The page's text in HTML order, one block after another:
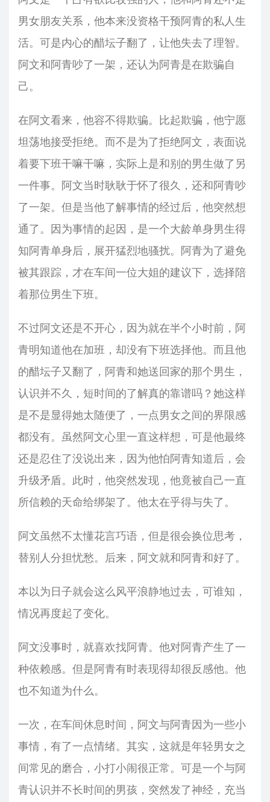
男女朋友关系，他本来没资格干预阿青的私人生
活。可是内心的醋坛子翻了，让他失去了理智。
阿文和阿青吵了一架，还认为阿青是在欺骗自
己。
在阿文看来，他容不得欺骗。比起欺骗，他宁愿
坦荡地接受拒绝。而不是为了拒绝阿文，表面说
着要下班干嘛干嘛，实际上是和别的男生做了另
一件事。阿文当时耿耿于怀了很久，还和阿青吵
了一架。但是当他了解事情的经过后，他突然想
通了。因为事情的起因，是一个大龄单身男生得
知阿青单身后，展开猛烈地骚扰。阿青为了避免
被其跟踪，才在车间一位大姐的建议下，选择陪
着那位男生下班。
不过阿文还是不开心，因为就在半个小时前，阿
青明知道他在加班，却没有下班选择他。而且他
的醋坛子又翻了，阿青和她送回家的那个男生，
认识并不久，短时间的了解真的靠谱吗？她这样
是不是显得她太随便了，一点男女之间的界限感
都没有。虽然阿文心里一直这样想，可是他最终
还是忍住了没说出来，因为他怕阿青知道后，会
升级矛盾。此时，他突然发现，他竟被自己一直
所信赖的天命给绑架了。他太在乎得与失了。
阿文虽然不太懂花言巧语，但是很会换位思考，
替别人分担忧愁。后来，阿文就和阿青和好了。
本以为日子就会这么风平浪静地过去，可谁知，
情况再度起了变化。
阿文没事时，就喜欢找阿青。他对阿青产生了一
种依赖感。但是阿青有时表现得却很反感他。他
也不知道为什么。
一次，在车间休息时间，阿文与阿青因为一些小
事情，有了一点情绪。其实，这就是年轻男女之
间常见的磨合，小打小闹很正常。可是一个与阿
青认识并不长时间的男孩，突然发了神经，充当